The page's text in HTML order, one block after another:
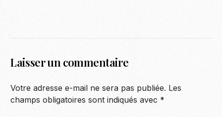
Laisser un commentaire
Votre adresse e-mail ne sera pas publiée. Les
champs obligatoires sont indiqués avec *